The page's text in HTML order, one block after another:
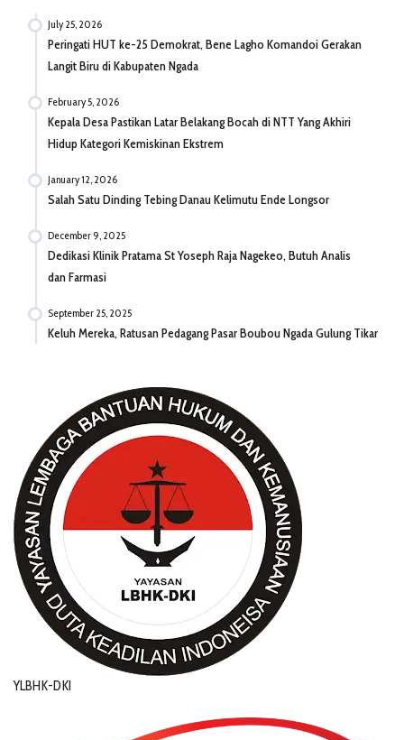
July 25, 2026
Peringati HUT ke-25 Demokrat, Bene Lagho Komandoi Gerakan
Langit Biru di Kabupaten Ngada
February 5, 2026
Kepala Desa Pastikan Latar Belakang Bocah di NTT Yang Akhiri
Hidup Kategori Kemiskinan Ekstrem
January 12, 2026
Salah Satu Dinding Tebing Danau Kelimutu Ende Longsor
December 9, 2025
Dedikasi Klinik Pratama St Yoseph Raja Nagekeo, Butuh Analis
dan Farmasi
September 25, 2025
Keluh Mereka, Ratusan Pedagang Pasar Boubou Ngada Gulung Tikar
YLBHK-DKI